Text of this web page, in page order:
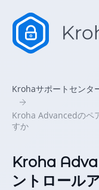
Krohaサポートセンタ
Kroha Advancedのペ
すか
Kroha
ントロール